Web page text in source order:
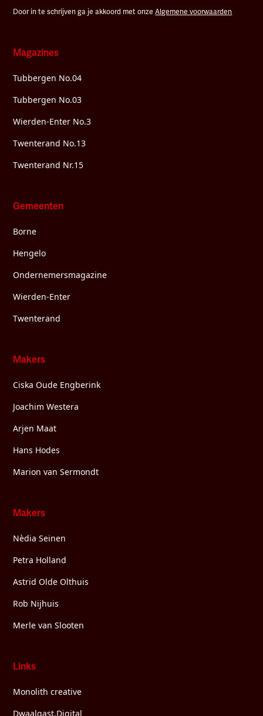
Door in te schrijven ga je akkoord met onzeAlgemene voorwaarden
Magazines
Tubbergen No.04
Tubbergen No.03
Wierden-Enter No.3
Twenterand No.13
Twenterand Nr.15
Gemeenten
Borne
Hengelo
Ondernemersmagazine
Wierden-Enter
Twenterand
Makers
Ciska Oude Engberink
Joachim Westera
Arjen Maat
Hans Hodes
Marion van Sermondt
Makers
Nèdia Seinen
Petra Holland
Astrid Olde Olthuis
Rob Nijhuis
Merle van Slooten
Links
Monolith creative
Dwaalgast.Digital